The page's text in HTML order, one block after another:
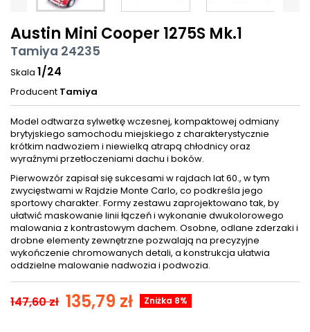
Austin Mini Cooper 1275S Mk.1
Tamiya 24235
Skala 1/24
Producent Tamiya
Model odtwarza sylwetkę wczesnej, kompaktowej odmiany
brytyjskiego samochodu miejskiego z charakterystycznie
krótkim nadwoziem i niewielką atrapą chłodnicy oraz
wyraźnymi przetłoczeniami dachu i boków.
Pierwowzór zapisał się sukcesami w rajdach lat 60., w tym
zwycięstwami w Rajdzie Monte Carlo, co podkreśla jego
sportowy charakter. Formy zestawu zaprojektowano tak, by
ułatwić maskowanie linii łączeń i wykonanie dwukolorowego
malowania z kontrastowym dachem. Osobne, odlane zderzaki i
drobne elementy zewnętrzne pozwalają na precyzyjne
wykończenie chromowanych detali, a konstrukcja ułatwia
oddzielne malowanie nadwozia i podwozia.
147,60 zł 135,79 zł Zniżka 8%